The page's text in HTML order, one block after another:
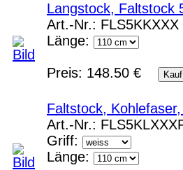
Langstock, Faltstock
Art.-Nr.: FLS5KKXXX
Länge:
Preis: 148.50 €
Faltstock,
Art.-Nr.:
Griff:
Länge: